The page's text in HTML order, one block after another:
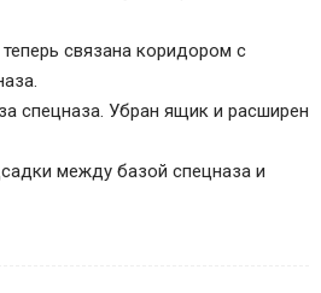
связана коридором с
спецназа. Убран ящик и расширен
между базой спецназа и